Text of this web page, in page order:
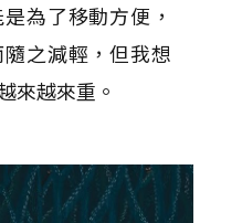
為了移動方便，
之減輕，但我想
來越來重。